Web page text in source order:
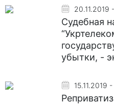
20.11.2019
Судебная
убытки, -
15.11.2019